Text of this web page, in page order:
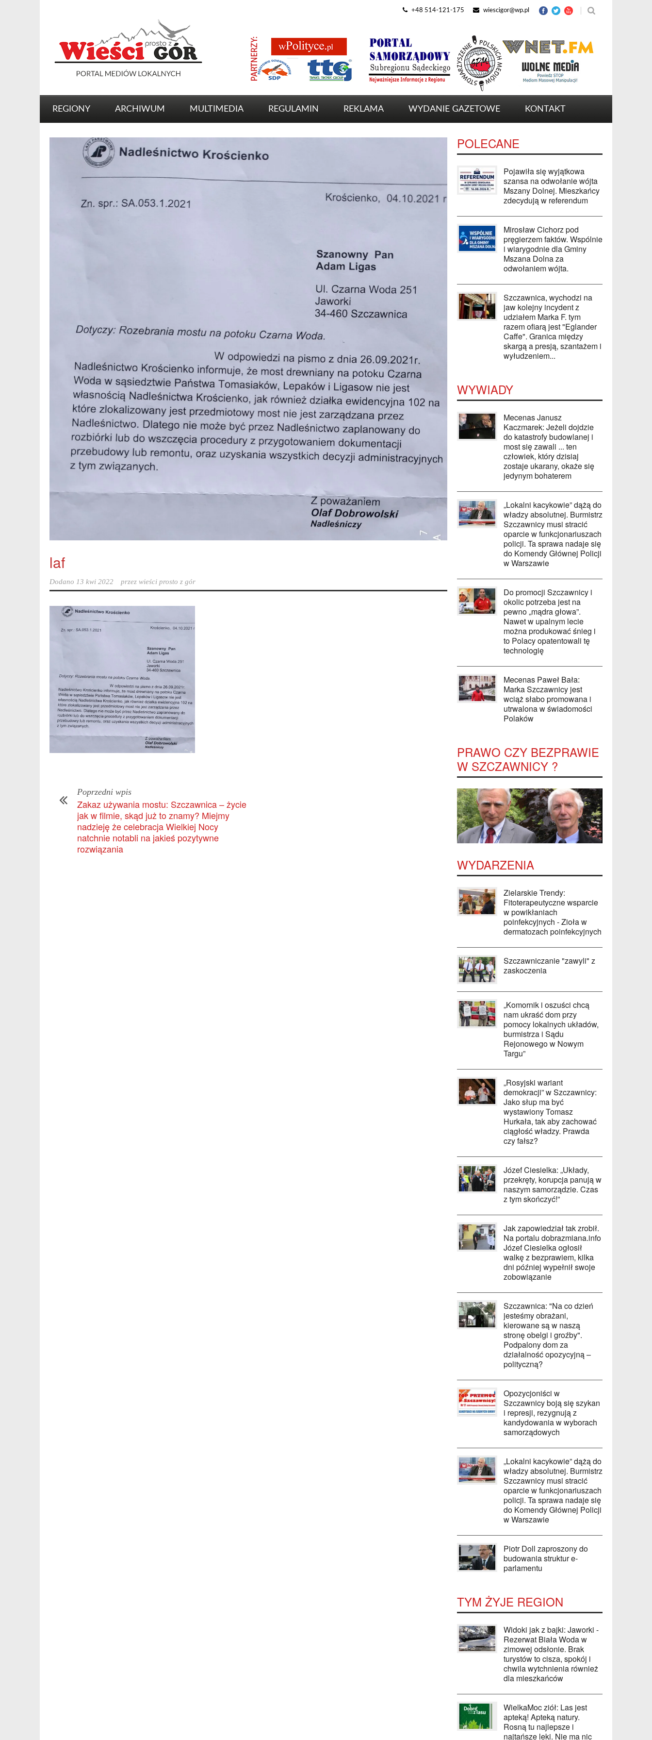
+48 514-121-175 wiescigor@wp.pl
REGIONY ARCHIWUM MULTIMEDIA REGULAMIN REKLAMA WYDANIE GAZETOWE KONTAKT
laf
Dodano 13 kwi 2022 przez wieści prosto z gór
Poprzedni wpis
Zakaz używania mostu: Szczawnica – życie
jak w filmie, skąd już to znamy? Miejmy
nadzieję że celebracja Wielkiej Nocy
natchnie notabli na jakieś pozytywne
rozwiązania
POLECANE
Pojawiła się wyjątkowa
szansa na odwołanie wójta
Mszany Dolnej. Mieszkańcy
zdecydują w referendum
Mirosław Cichorz pod
pręgierzem faktów. Wspólnie
i wiarygodnie dla Gminy
Mszana Dolna za
odwołaniem wójta.
Szczawnica, wychodzi na
jaw kolejny incydent z
udziałem Marka F. tym
razem ofiarą jest "Eglander
Caffe". Granica między
skargą a presją, szantażem i
wyłudzeniem...
WYWIADY
Mecenas Janusz
Kaczmarek: Jeżeli dojdzie
do katastrofy budowlanej i
most się zawali ... ten
człowiek, który dzisiaj
zostaje ukarany, okaże się
jedynym bohaterem
„Lokalni kacykowie” dążą do
władzy absolutnej. Burmistrz
Szczawnicy musi stracić
oparcie w funkcjonariuszach
policji. Ta sprawa nadaje się
do Komendy Głównej Policji
w Warszawie
Do promocji Szczawnicy i
okolic potrzeba jest na
pewno „mądra głowa”.
Nawet w upalnym lecie
można produkować śnieg i
to Polacy opatentowali tę
technologię
Mecenas Paweł Bała:
Marka Szczawnicy jest
wciąż słabo promowana i
utrwalona w świadomości
Polaków
PRAWO CZY BEZPRAWIE
W SZCZAWNICY ?
WYDARZENIA
Zielarskie Trendy:
Fitoterapeutyczne wsparcie
w powikłaniach
poinfekcyjnych - Zioła w
dermatozach poinfekcyjnych
Szczawniczanie "zawyli" z
zaskoczenia
„Komornik i oszuści chcą
nam ukraść dom przy
pomocy lokalnych układów,
burmistrza i Sądu
Rejonowego w Nowym
Targu”
„Rosyjski wariant
demokracji” w Szczawnicy:
Jako słup ma być
wystawiony Tomasz
Hurkała, tak aby zachować
ciągłość władzy. Prawda
czy fałsz?
Józef Ciesielka: „Układy,
przekręty, korupcja panują w
naszym samorządzie. Czas
z tym skończyć!”
Jak zapowiedział tak zrobił.
Na portalu dobrazmiana.info
Józef Ciesielka ogłosił
walkę z bezprawiem, kilka
dni później wypełnił swoje
zobowiązanie
Szczawnica: "Na co dzień
jesteśmy obrażani,
kierowane są w naszą
stronę obelgi i groźby".
Podpalony dom za
działalność opozycyjną –
polityczną?
Opozycjoniści w
Szczawnicy boją się szykan
i represji, rezygnują z
kandydowania w wyborach
samorządowych
„Lokalni kacykowie” dążą do
władzy absolutnej. Burmistrz
Szczawnicy musi stracić
oparcie w funkcjonariuszach
policji. Ta sprawa nadaje się
do Komendy Głównej Policji
w Warszawie
Piotr Doll zaproszony do
budowania struktur e-
parlamentu
TYM ŻYJE REGION
Widoki jak z bajki: Jaworki -
Rezerwat Biała Woda w
zimowej odsłonie. Brak
turystów to cisza, spokój i
chwila wytchnienia również
dla mieszkańców
WielkaMoc ziół: Las jest
apteką! Apteką natury.
Rosną tu najlepsze i
najtańsze leki. Nie ma nic